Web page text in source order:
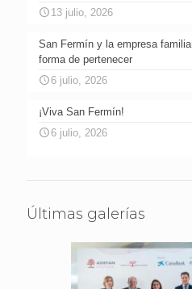
13 julio, 2026
San Fermín y la empresa
forma de pertenecer
6 julio, 2026
¡Viva San Fermín!
6 julio, 2026
Últimas galerías